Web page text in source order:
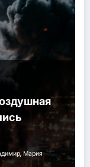
, Мария